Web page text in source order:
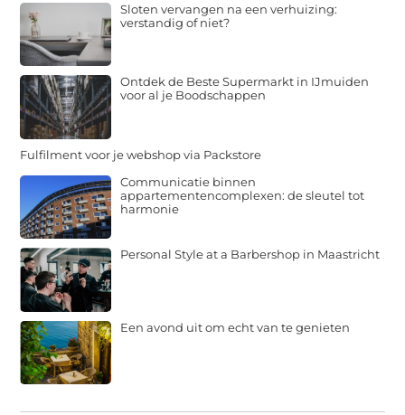
Sloten vervangen na een verhuizing:
verstandig of niet?
Ontdek de Beste Supermarkt in IJmuiden
voor al je Boodschappen
Fulfilment voor je webshop via Packstore
Communicatie binnen
appartementencomplexen: de sleutel tot
harmonie
Personal Style at a Barbershop in Maastricht
Een avond uit om echt van te genieten